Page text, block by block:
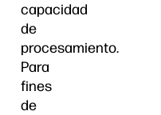
capacidad
de
procesamiento.
Para
fines
de